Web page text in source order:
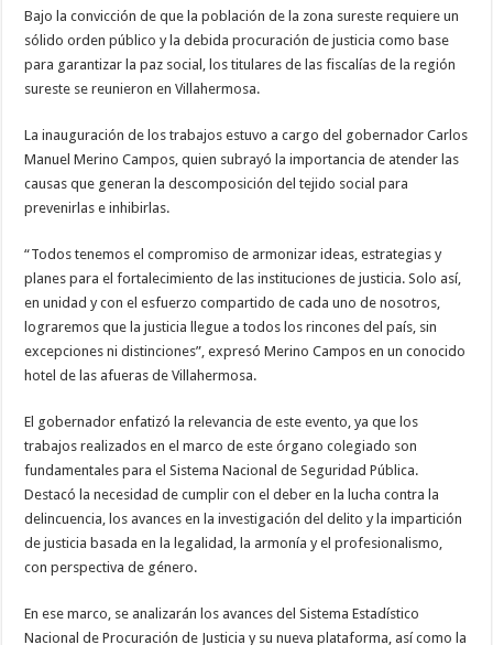
Bajo la convicción de que la población de la zona sureste requiere un
sólido orden público y la debida procuración de justicia como base
para garantizar la paz social, los titulares de las fiscalías de la región
sureste se reunieron en Villahermosa.
La inauguración de los trabajos estuvo a cargo del gobernador Carlos
Manuel Merino Campos, quien subrayó la importancia de atender las
causas que generan la descomposición del tejido social para
prevenirlas e inhibirlas.
“Todos tenemos el compromiso de armonizar ideas, estrategias y
planes para el fortalecimiento de las instituciones de justicia. Solo así,
en unidad y con el esfuerzo compartido de cada uno de nosotros,
lograremos que la justicia llegue a todos los rincones del país, sin
excepciones ni distinciones”, expresó Merino Campos en un conocido
hotel de las afueras de Villahermosa.
El gobernador enfatizó la relevancia de este evento, ya que los
trabajos realizados en el marco de este órgano colegiado son
fundamentales para el Sistema Nacional de Seguridad Pública.
Destacó la necesidad de cumplir con el deber en la lucha contra la
delincuencia, los avances en la investigación del delito y la impartición
de justicia basada en la legalidad, la armonía y el profesionalismo,
con perspectiva de género.
En ese marco, se analizarán los avances del Sistema Estadístico
Nacional de Procuración de Justicia y su nueva plataforma, así como la